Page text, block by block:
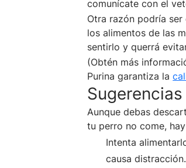
comunícate con el
Otra razón podría
los alimentos de las
sentirlo y querrá
(Obtén más
Purina garantiza la
Aunque debas
tu perro no come,
Intenta
causa distracción.